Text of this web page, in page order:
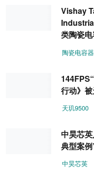
Vishay
类陶瓷
陶瓷电容器
行动》
天玑9500
中昊芯
典型案例
中昊芯英